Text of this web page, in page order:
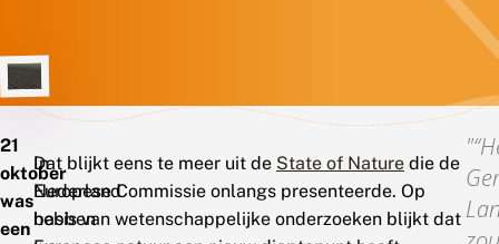
21
oktober
was
een
In
Nederland
hebben
Dat blijkt eens te meer uit de State of Nature die de
Europese Commissie onlangs presenteerde. Op
basis van wetenschappelijke onderzoeken blijkt dat